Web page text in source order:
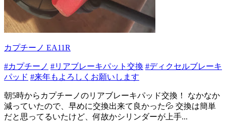
カプチーノ EA11R
#カプチーノ #リアブレーキパット交換 #ディクセルブレーキ
パッド #来年もよろしくお願いします
朝5時からカプチーノのリアブレーキパッド交換！ なかなか
減っていたので、早めに交換出来て良かった💦 交換は簡単
だと思ってるいたけど、何故かシリンダーが上手...